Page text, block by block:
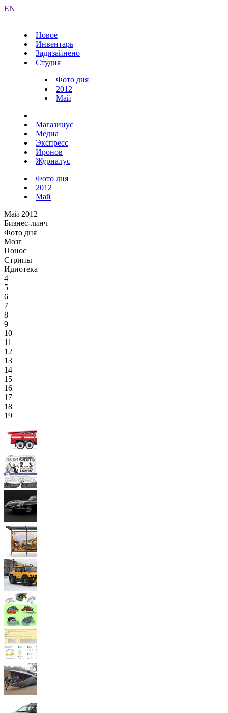
EN
Новое
Инвентарь
Задизайнено
Студия
Фото дня
2012
Май
Магазинус
Медиа
Экспресс
Иронов
Журналус
Фото дня
2012
Май
Май 2012
Бизнес-линч
Фото дня
Мозг
Понос
Стрипы
Идиотека
4
5
6
7
8
9
10
11
12
13
14
15
16
17
18
19